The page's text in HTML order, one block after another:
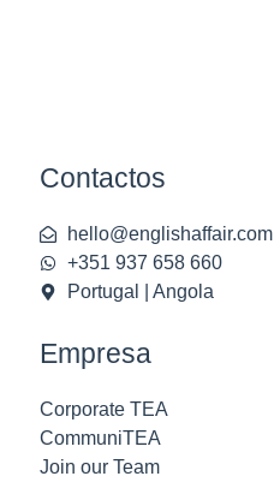
Contactos
hello@englishaffair.com
+351 937 658 660
Portugal | Angola
Empresa
Corporate TEA
CommuniTEA
Join our Team